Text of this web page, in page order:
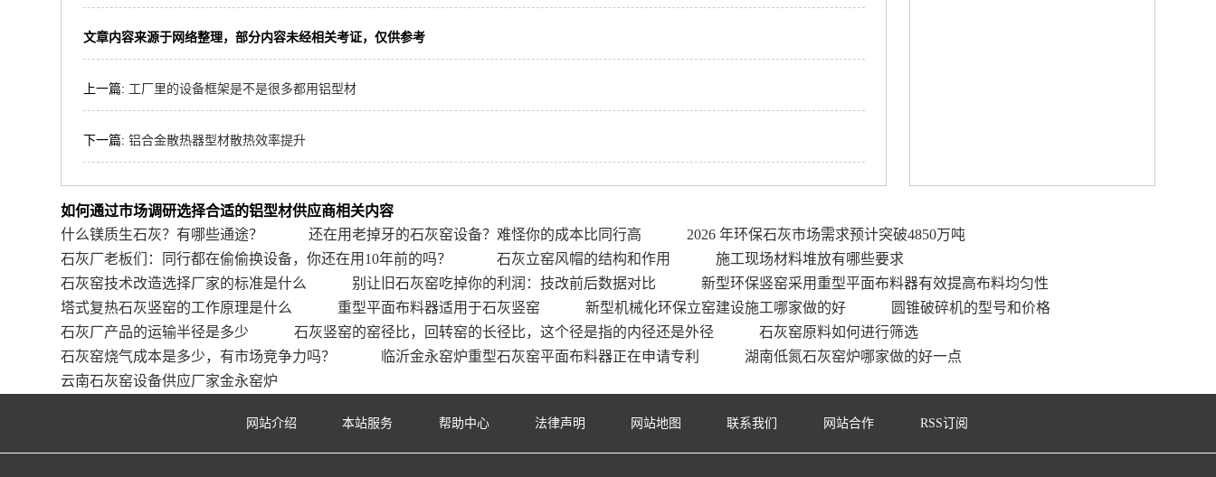
文章内容来源于网络整理，部分内容未经相关考证，仅供参考
上一篇: 工厂里的设备框架是不是很多都用铝型材
下一篇:铝合金散热器型材散热效率提升
如何通过市场调研选择合适的铝型材供应商相关内容
什么镁质生石灰？有哪些通途？
还在用老掉牙的石灰窑设备？难怪你的成本比同行高
2026 年环保石灰市场需求预计突破4850万吨
石灰厂老板们：同行都在偷偷换设备，你还在用10年前的吗？
石灰立窑风帽的结构和作用
施工现场材料堆放有哪些要求
石灰窑技术改造选择厂家的标准是什么
别让旧石灰窑吃掉你的利润：技改前后数据对比
新型环保竖窑采用重型平面布料器有效提高布料均匀性
塔式复热石灰竖窑的工作原理是什么
重型平面布料器适用于石灰竖窑 新型机械化环保立窑建设施工哪家做的好
圆锥破碎机的型号和价格
石灰厂产品的运输半径是多少
石灰竖窑的窑径比，回转窑的长径比，这个径是指的内径还是外径
石灰窑原料如何进行筛选
石灰窑烧气成本是多少，有市场竞争力吗？
临沂金永窑炉重型石灰窑平面布料器正在申请专利
湖南低氮石灰窑炉哪家做的好一点
云南石灰窑设备供应厂家金永窑炉
网站介绍 本站服务 帮助中心 法律声明 网站地图 联系我们 网站合作 RSS订阅